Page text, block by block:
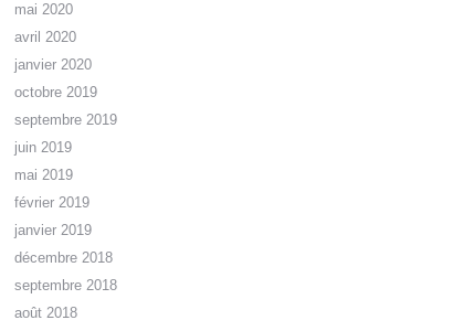
mai 2020
avril 2020
janvier 2020
octobre 2019
septembre 2019
juin 2019
mai 2019
février 2019
janvier 2019
décembre 2018
septembre 2018
août 2018